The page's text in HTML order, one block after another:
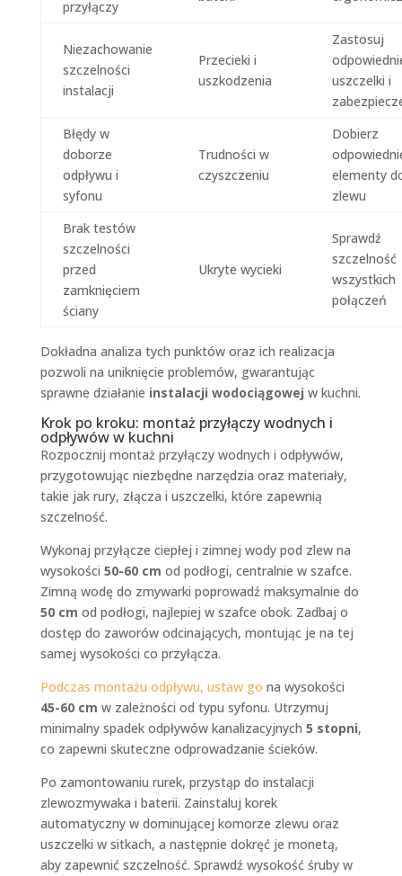
przyłączy
Niezachowanie
szczelności
instalacji
Przecieki i
uszkodzenia
Zastosuj
uszczelki i
Błędy w
doborze
odpływu i
syfonu
Trudności w
czyszczeniu
Dobierz
elementy
zlewu
Brak testów
szczelności
przed
zamknięciem
ściany
Ukryte wycieki
Sprawdź
szczelność
wszystkich
połączeń
Dokładna analiza tych punktów oraz ich realizacja
pozwoli na uniknięcie problemów, gwarantując
sprawne działanie instalacji wodociągowej w kuchni.
Krok po kroku: montaż przyłączy wodnych i
odpływów w kuchni
Rozpocznij montaż przyłączy wodnych i odpływów,
przygotowując niezbędne narzędzia oraz materiały,
takie jak rury, złącza i uszczelki, które zapewnią
szczelność.
Wykonaj przyłącze ciepłej i zimnej wody pod zlew na
wysokości 50-60 cm od podłogi, centralnie w szafce.
Zimną wodę do zmywarki poprowadź maksymalnie do
50 cm od podłogi, najlepiej w szafce obok. Zadbaj o
dostęp do zaworów odcinających, montując je na tej
samej wysokości co przyłącza.
Podczas montażu odpływu, ustaw go na wysokości
45-60 cm w zależności od typu syfonu. Utrzymuj
minimalny spadek odpływów kanalizacyjnych 5 stopni,
co zapewni skuteczne odprowadzanie ścieków.
Po zamontowaniu rurek, przystąp do instalacji
zlewozmywaka i baterii. Zainstaluj korek
automatyczny w dominującej komorze zlewu oraz
uszczelki w sitkach, a następnie dokręć je monetą,
aby zapewnić szczelność. Sprawdź wysokość śruby w